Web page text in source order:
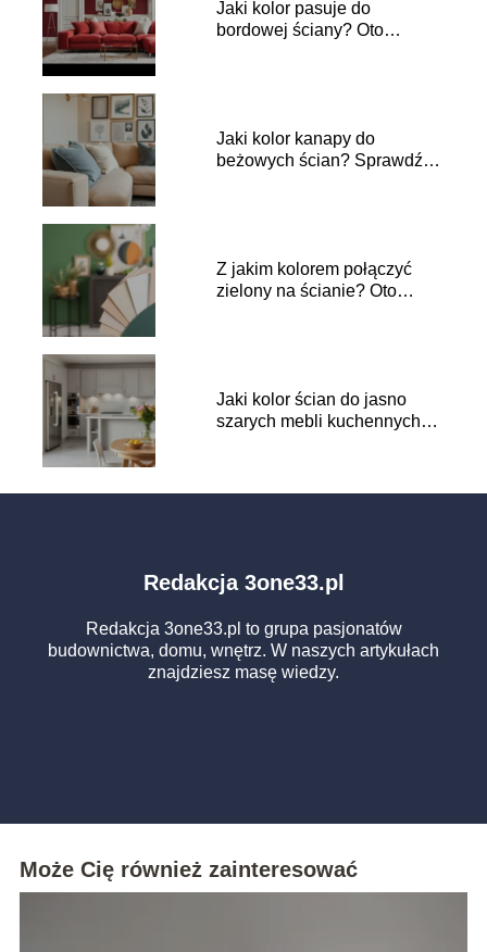
Jaki kolor pasuje do
bordowej ściany? Oto
Jaki kolor kanapy do
beżowych ścian? Sprawdź
Z jakim kolorem połączyć
zielony na ścianie? Oto
Jaki kolor ścian do jasno
szarych mebli kuchennych?
Redakcja 3one33.pl
Redakcja 3one33.pl to grupa pasjonatów
budownictwa, domu, wnętrz. W naszych artykułach
znajdziesz masę wiedzy.
Może Cię również zainteresować